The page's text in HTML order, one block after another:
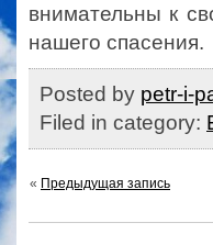
внимательны к
нашего спасения.
Posted by petr-i-
Filed in category:
« Предыдущая запись